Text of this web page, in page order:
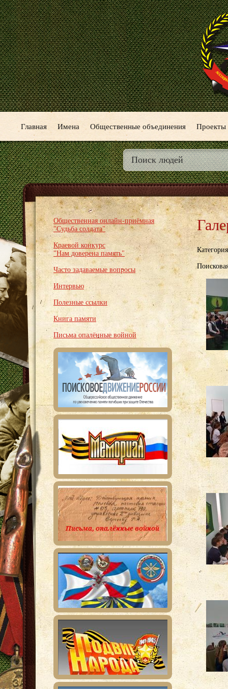
Главная Имена Общественные объединения Проекты
Общественная онлайн-приёмная
"Судьба солдата"
Краевой конкурс
"Нам доверена память"
Часто задаваемые вопросы
Интервью
Полезные ссылки
Книга памяти
Письма опалённые войной